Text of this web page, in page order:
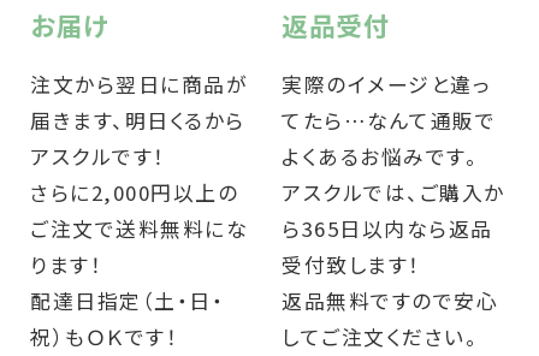
お届け
注文から翌日に商品が
届きます、明日くるから
アスクルです！
さらに2,000円以上の
ご注文で送料無料にな
ります！
配達日指定（土・日・
祝）もＯＫです！
返品受付
実際のイメージと違っ
てたら…なんて通販で
よくあるお悩みです。
アスクルでは、ご購入か
ら365日以内なら返品
受付致します！
返品無料ですので安心
してご注文ください。